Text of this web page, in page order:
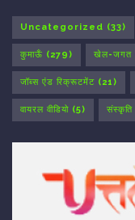
Uncategorized (33)
कुमाऊँ (279) खेल-जगत
जॉब्स एंड रिक्रूटमेंट (21)
वायरल वीडियो (5) संस्कृति